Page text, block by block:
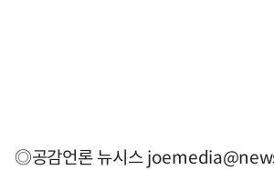
◎공감언론 뉴시스